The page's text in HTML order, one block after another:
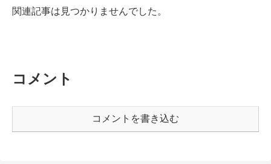
関連記事は見つかりませんでした。
コメント
コメントを書き込む